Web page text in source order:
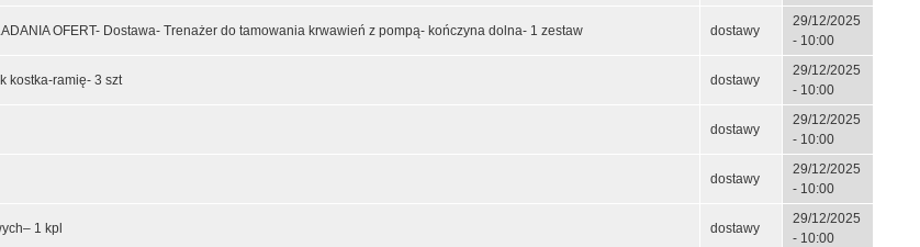
OFERT- Dostawa- Trenażer do tamowania krwawień z pompą- kończyna dolna- 1 zestaw dostawy
29/12/2025
- 10:00
kostka-ramię- 3 szt dostawy
29/12/2025
- 10:00
dostawy
29/12/2025
- 10:00
dostawy
29/12/2025
- 10:00
1 kpl dostawy
29/12/2025
- 10:00